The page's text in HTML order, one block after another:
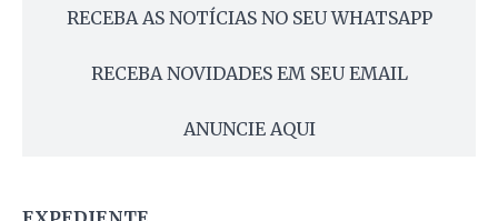
RECEBA AS NOTÍCIAS NO SEU WHATSAPP
RECEBA NOVIDADES EM SEU EMAIL
ANUNCIE AQUI